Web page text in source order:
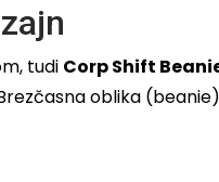
tudi Corp Shift
oblika